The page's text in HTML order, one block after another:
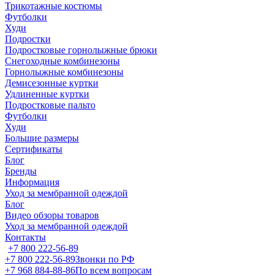
Трикотажные костюмы
Футболки
Худи
Подростки
Подростковые горнолыжные брюки
Снегоходные комбинезоны
Горнолыжные комбинезоны
Демисезонные куртки
Удлиненные куртки
Подростковые пальто
Футболки
Худи
Большие размеры
Сертификаты
Блог
Бренды
Информация
Уход за мембранной одеждой
Блог
Видео обзоры товаров
Уход за мембранной одеждой
Контакты
+7 800 222-56-89
+7 800 222-56-89Звонки по РФ
+7 968 884-88-86По всем вопросам